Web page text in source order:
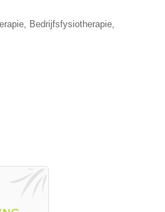
Bedrijfsfysiotherapie,